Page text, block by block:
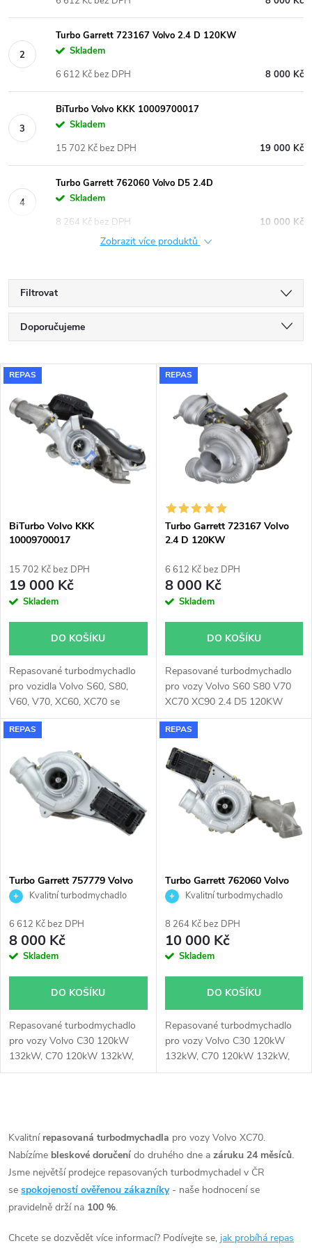
Turbo Garrett 723167 Volvo 2.4 D 120KW
Skladem
8 000 Kč
6 612 Kč bez DPH
BiTurbo Volvo KKK 10009700017
Skladem
19 000 Kč
15 702 Kč bez DPH
Turbo Garrett 762060 Volvo D5 2.4D
Skladem
10 000 Kč
8 264 Kč bez DPH
Zobrazit více produktů
Filtrovat
Ř
a
z
e
p
r
o
u
k
t
ů
Doporučujeme
Nejdražší
Nejprodávanější
Abecedně
V
ý
s
p
r
o
d
u
k
t
ů
REPAS
BiTurbo Volvo KKK
10009700017
15 702 Kč bez DPH
19 000 Kč
Skladem
DO KOŠÍKU
Repasované turbodmychadlo
pro vozidla Volvo S60, S80,
V60, V70, XC60, XC70 se
120kW, 133kW, 140kW,
147kW, 151kW, 158kW,
162kW, 169kW
REPAS
Turbo Garrett 723167 Volvo
2.4 D 120KW
6 612 Kč bez DPH
8 000 Kč
Skladem
DO KOŠÍKU
Repasované turbodmychadlo
pro vozy Volvo S60 S80 V70
XC70 XC90 2.4 D5 120KW
REPAS
Turbo Garrett 757779 Volvo
D5 2.4DKvalitní turbodmychadlo
6 612 Kč bez DPH
8 000 Kč
Skladem
DO KOŠÍKU
Repasované turbodmychadlo
pro vozy Volvo C30 120kW
132kW, C70 120kW 132kW,
S40 120kW 132kW, S60 90kW
120kW 136kW, XC60 120kW
136kW, XC70 120kW 136kW,
REPAS
Turbo Garrett 762060 Volvo
D5 2.4DKvalitní turbodmychadlo
8 264 Kč bez DPH
10 000 Kč
Skladem
DO KOŠÍKU
Repasované turbodmychadlo
pro vozy Volvo C30 120kW
132kW, C70 120kW 132kW,
S40 120kW 132kW, S60 90kW
120kW 136kW, XC60 120kW
136kW, XC70 120kW 136kW,
XC90 120kW 136kW
v
l
á
Kvalitní repasovaná turbodmychadla pro vozy Volvo XC70.
Nabízíme bleskové doručení do druhého dne a záruku 24 měsíců.
Jsme největší prodejce repasovaných turbodmychadel v ČR
se spokojeností ověřenou zákazníky - naše hodnocení se
pravidelně drží na 100 %.
Chcete se dozvědět více informací? Podívejte se, jak probíhá repas